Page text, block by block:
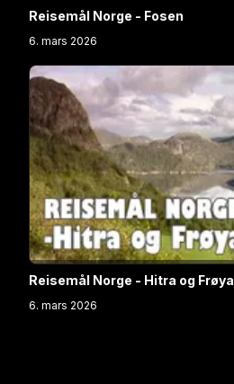
Reisemål Norge - Fosen
6. mars 2026
Reisemål Norge - Hitra og Frøya
6. mars 2026